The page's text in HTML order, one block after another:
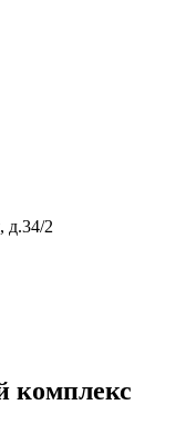
д.34/2
комплекс